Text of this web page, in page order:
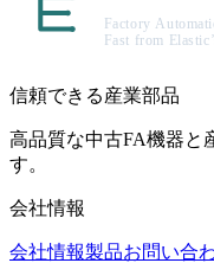
信頼できる産業部品
高品質な中古FA機器と
す。
会社情報
会社情報製品お問い合